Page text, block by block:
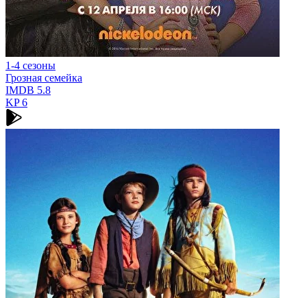
1-4 сезоны
Грозная семейка
IMDB 5.8
KP6